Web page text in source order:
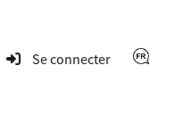
Se connecter